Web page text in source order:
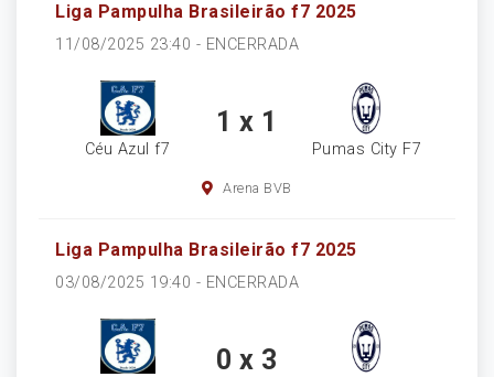
Liga Pampulha Brasileirão f7 2025
11/08/2025 23:40 - ENCERRADA
Céu Azul f7
1 x 1
Pumas City F7
Arena BVB
Liga Pampulha Brasileirão f7 2025
03/08/2025 19:40 - ENCERRADA
0 x 3